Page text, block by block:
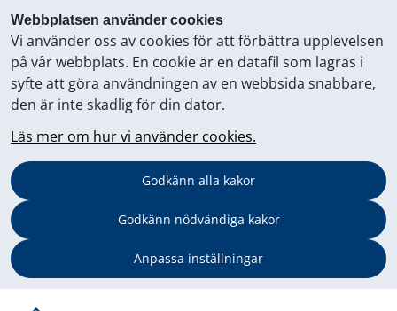
Webbplatsen använder cookies
Vi använder oss av cookies för att förbättra upplevelsen
på vår webbplats. En cookie är en datafil som lagras i
syfte att göra användningen av en webbsida snabbare,
den är inte skadlig för din dator.
Läs mer om hur vi använder cookies.
Godkänn alla kakor
Godkänn nödvändiga kakor
Anpassa inställningar